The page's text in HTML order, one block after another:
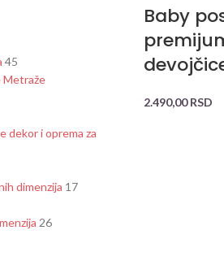
45
Metraže
dekor i oprema za
dimenzija 17
26
Baby
2.490,00RSD